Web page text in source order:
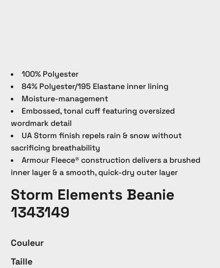
100% Polyester
84% Polyester/195 Elastane inner lining
Moisture-management
Embossed, tonal cuff featuring oversized
wordmark detail
UA Storm finish repels rain & snow without
sacrificing breathability
Armour Fleece® construction delivers a brushed
inner layer & a smooth, quick-dry outer layer
Storm Elements Beanie
1343149
Couleur
Taille